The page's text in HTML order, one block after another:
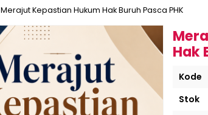
Tata Busana (Pengetahuan Dasar Tata Busana)
Problematika Penegakan Hukum di Indonesia
Merajut Kepastian Hukum Hak Buruh Pasca PHK
Hak
Kode
Stok